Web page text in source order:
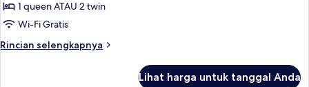
Double
atau
Ekonomi
1 queen ATAU 2 twin
Wi-Fi Gratis
Rincian selengkapnya
Rincian
Lihat harga untuk tanggal Anda